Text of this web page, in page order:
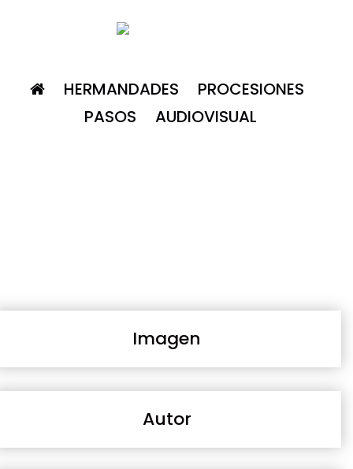
HERMANDADES
PROCESIONES
PASOS
AUDIOVISUAL
Imagen
Autor